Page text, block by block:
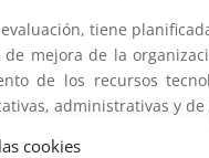
cookies
tiene
mejora de la
de los recursos
administrativas y
coordinados,